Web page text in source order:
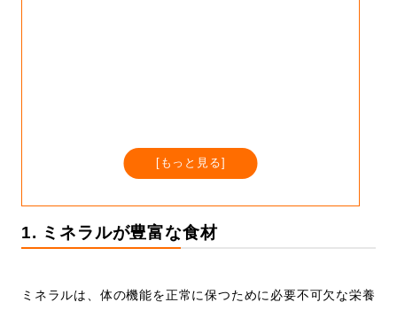
もっと見る
1. ミネラルが豊富な食材
ミネラルは、体の機能を正常に保つために必要不可欠な栄養